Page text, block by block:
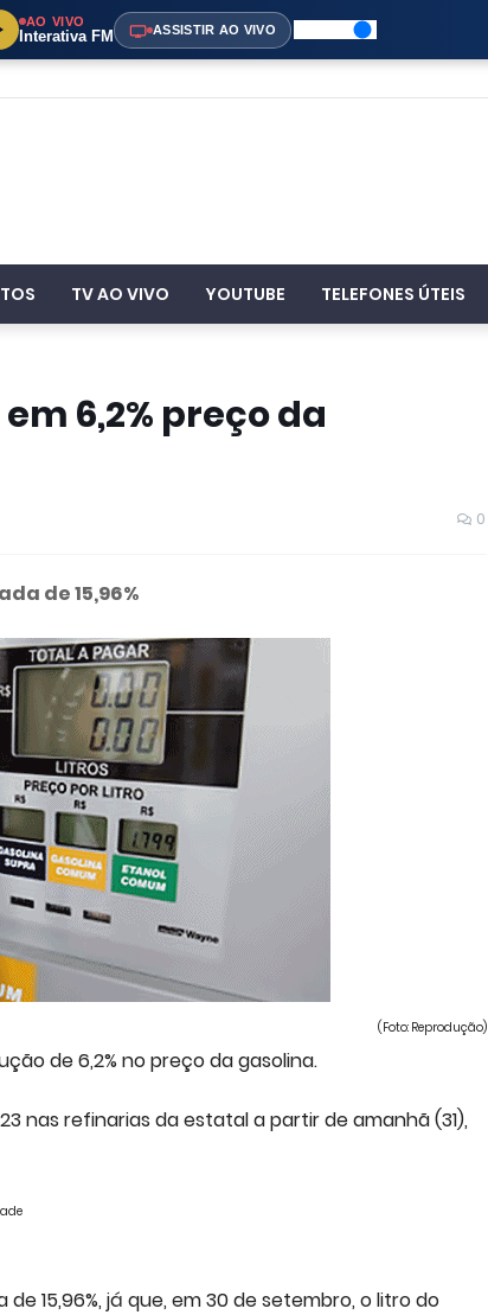
AO VIVO
Interativa FM ASSISTIR AO VIVO
TV AO VIVO YOUTUBE TELEFONES ÚTEIS
6,2% preço da
0
de 15,96%
(Foto: Reprodução)
de 6,2% no preço da gasolina.
nas refinarias da estatal a partir de amanhã (31),
15,96%, já que, em 30 de setembro, o litro do